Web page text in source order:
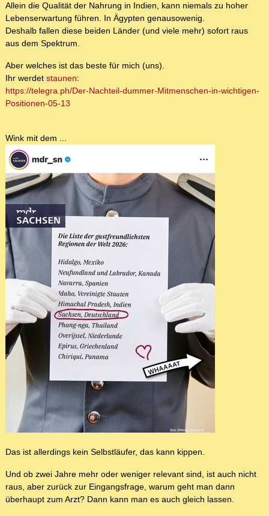
Allein die Qualität der Nahrung in Indien, kann niemals zu hoher
Lebenserwartung führen. In Ägypten genausowenig.
Deshalb fallen diese beiden Länder (und viele mehr) sofort raus
aus dem Spektrum.
Aber welches ist das beste für mich (uns).
Ihr werdet staunen:
https://telegra.ph/Der-Nachteil-dummer-Mitmenschen-in-wichtigen-
Positionen-05-13
Wink mit dem ...
Das ist allerdings kein Selbstläufer, das kann kippen.
Und ob zwei Jahre mehr oder weniger relevant sind, ist auch nicht
raus, aber zurück zur Eingangsfrage, warum geht man dann
überhaupt zum Arzt? Dann kann man es auch gleich lassen.